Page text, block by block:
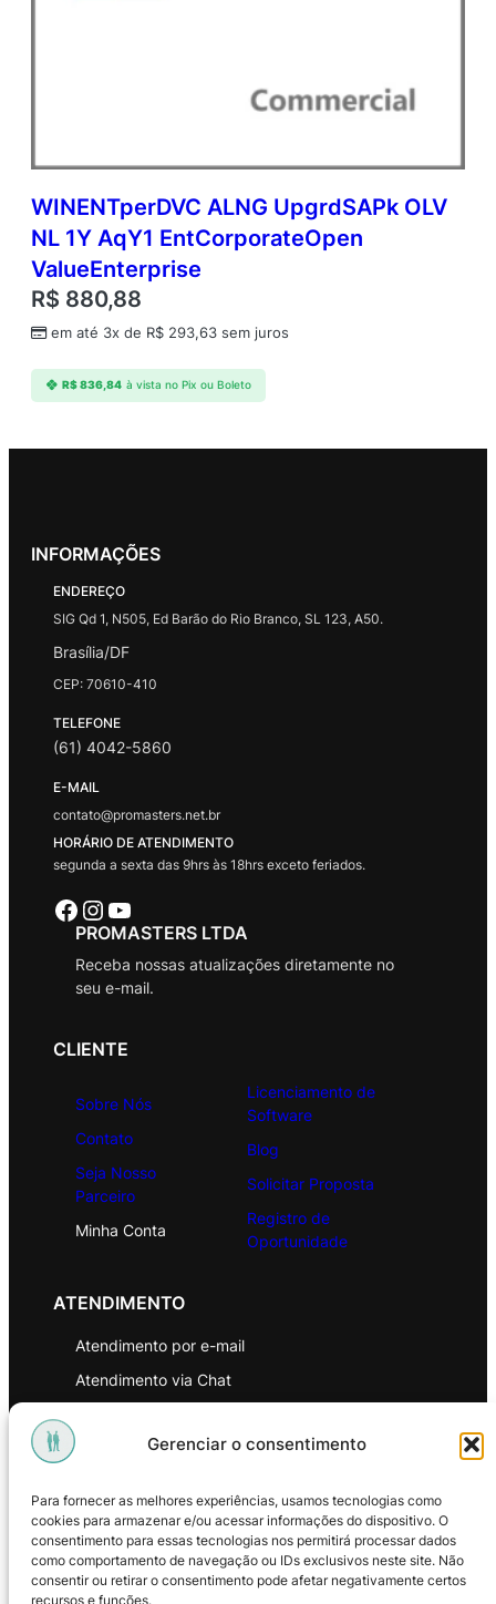
Gerenciar o consentimento
Para fornecer as melhores experiências, usamos tecnologias como
cookies para armazenar e/ou acessar informações do dispositivo. O
consentimento para essas tecnologias nos permitirá processar dados
como comportamento de navegação ou IDs exclusivos neste site. Não
consentir ou retirar o consentimento pode afetar negativamente certos
recursos e funções.
WINENTperDVC ALNG UpgrdSAPk OLV
NL 1Y AqY1 EntCorporateOpen
ValueEnterprise
R$ 880,88
em até 3x de R$ 293,63 sem juros
R$836,84 à vista no Pix ou Boleto
INFORMAÇÕES
ENDEREÇO
SIG Qd 1, N505, Ed Barão do Rio Branco, SL 123, A50.
Brasília/DF
CEP: 70610-410
TELEFONE
(61) 4042-5860
E-MAIL
contato@promasters.net.br
HORÁRIO DE ATENDIMENTO
segunda a sexta das 9hrs às 18hrs exceto feriados.
Facebook Instagram Youtube
PROMASTERS LTDA
Receba nossas atualizações diretamente no
seu e-mail.
CLIENTE
Sobre Nós
Contato
Seja Nosso
Parceiro
Minha Conta
Licenciamento de
Software
Blog
Solicitar Proposta
Registro de
Oportunidade
ATENDIMENTO
Atendimento por e-mail
Atendimento via Chat
Política de Privacidade
Política de Troca e Devoluções
Política de Reembolso